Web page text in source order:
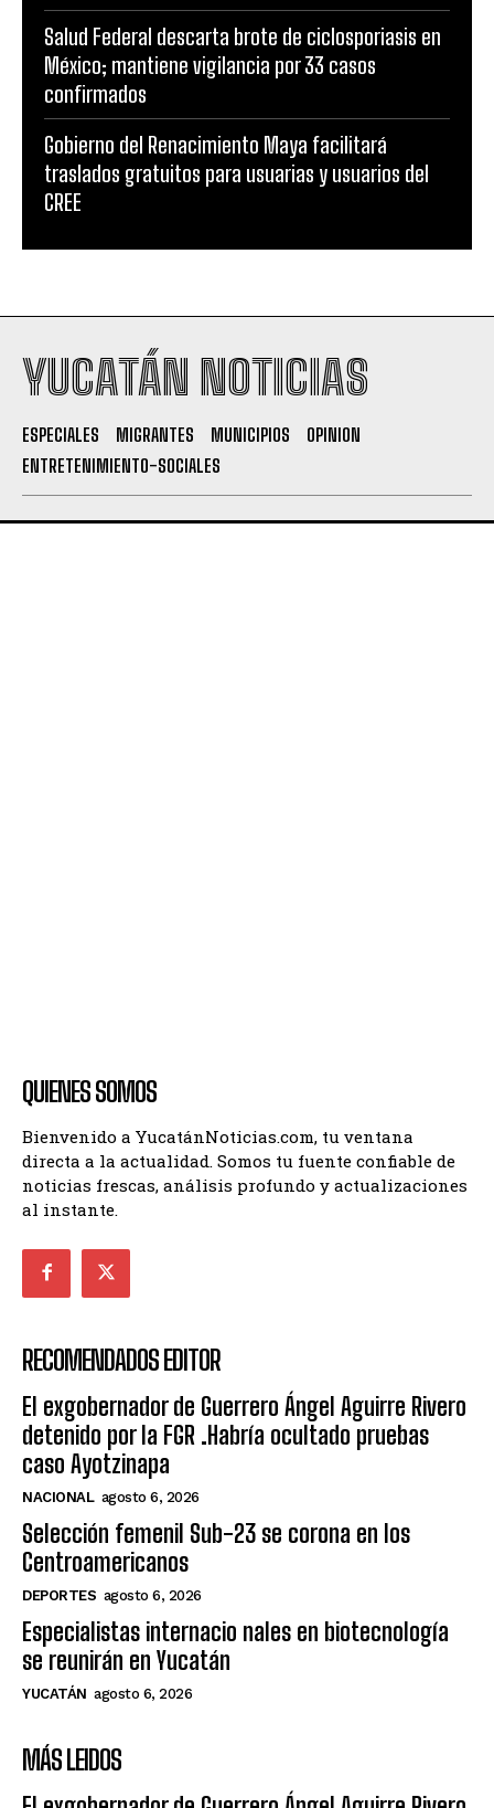
Salud Federal descarta brote de ciclosporiasis en
México; mantiene vigilancia por 33 casos
confirmados
Gobierno del Renacimiento Maya facilitará
traslados gratuitos para usuarias y usuarios del
CREE
YUCATÁN NOTICIAS
ESPECIALES MIGRANTES MUNICIPIOS
OPINION
ENTRETENIMIENTO-SOCIALES
QUIENES SOMOS
Bienvenido a YucatánNoticias.com, tu ventana
directa a la actualidad. Somos tu fuente confiable de
noticias frescas, análisis profundo y actualizaciones
al instante.
RECOMENDADOS EDITOR
El exgobernador de Guerrero Ángel Aguirre Rivero
detenido por la FGR .Habría ocultado pruebas
caso Ayotzinapa
NACIONAL agosto 6, 2026
Selección femenil Sub-23 se corona en los
Centroamericanos
DEPORTES agosto 6, 2026
Especialistas internacio nales en biotecnología
se reunirán en Yucatán
YUCATÁN agosto 6, 2026
MÁS LEIDOS